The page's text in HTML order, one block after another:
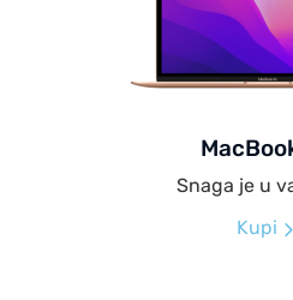
Snaga je u
Kupi